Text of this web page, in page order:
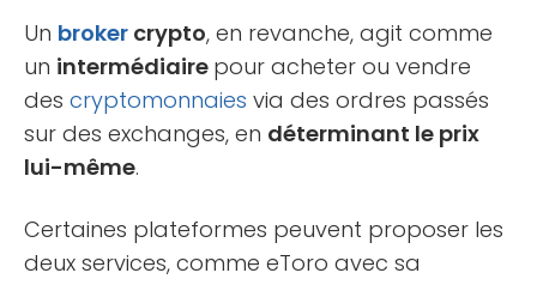
Un broker crypto, en revanche, agit comme
un intermédiaire pour acheter ou vendre
des cryptomonnaies via des ordres passés
sur des exchanges, en déterminant le prix
lui-même.
Certaines plateformes peuvent proposer les
deux services, comme eToro avec sa